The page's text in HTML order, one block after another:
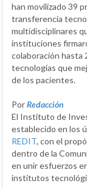
han movilizado 39
transferencia
multidisciplinares
instituciones
colaboración hasta
tecnologías que
de los pacientes.
PorRedacción
El Instituto de
establecido en los
REDIT, con el
dentro de la
en unir esfuerzos
institutos